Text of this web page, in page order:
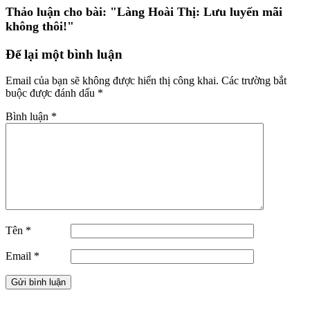
Thảo luận cho bài: "Làng Hoài Thị: Lưu luyến mãi
không thôi!"
Để lại một bình luận
Email của bạn sẽ không được hiển thị công khai. Các trường bắt
buộc được đánh dấu *
Bình luận *
Tên *
Email *